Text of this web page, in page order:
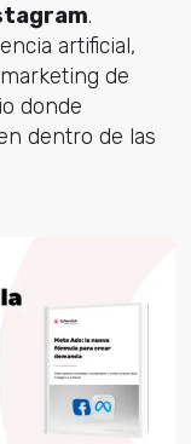
.
artificial,
de
donde
dentro de las